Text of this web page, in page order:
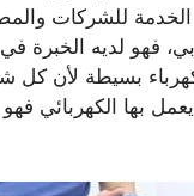
للشركات
فهو لديه الخبرة
بسيطة لأن
بها الكهربائي